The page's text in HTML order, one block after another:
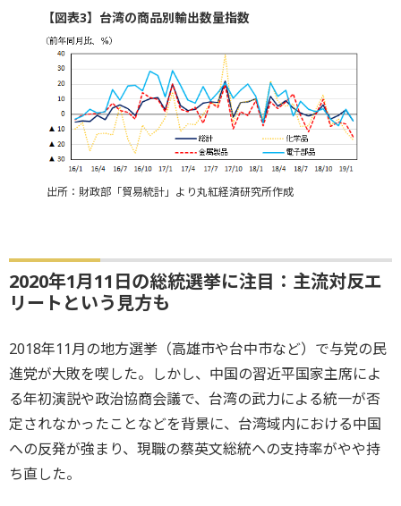
【図表3】台湾の商品別輸出数量指数
出所：財政部「貿易統計」より丸紅経済研究所作成
2020年1月11日の総統選挙に注目：主流対反エ
リートという見方も
2018年11月の地方選挙（高雄市や台中市など）で与党の民
進党が大敗を喫した。しかし、中国の習近平国家主席によ
る年初演説や政治協商会議で、台湾の武力による統一が否
定されなかったことなどを背景に、台湾域内における中国
への反発が強まり、現職の蔡英文総統への支持率がやや持
ち直した。